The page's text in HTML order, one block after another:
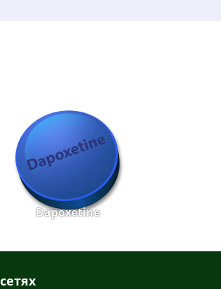
Dapoxetine